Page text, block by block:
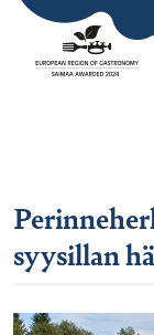
syysillan